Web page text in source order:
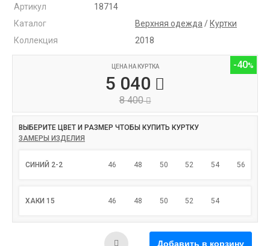
Артикул
18714
Каталог
Верхняя одежда / Куртки
Коллекция
2018
-40
ЦЕНА НА КУРТКА
5 040
8 400
ВЫБЕРИТЕ ЦВЕТ И РАЗМЕР ЧТОБЫ КУПИТЬ КУРТКУ
ЗАМЕРЫ ИЗДЕЛИЯ
СИНИЙ 2-2 46 48 50 52 54 56
ХАКИ 15 46 48 50 52 54